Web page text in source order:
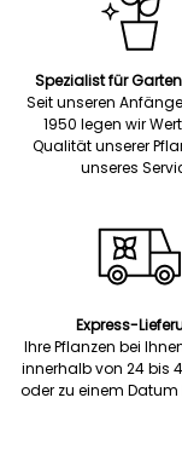
Spezialist für
Seit unseren
1950 legen wir
Qualität unserer
unseres
Express-
Ihre Pflanzen bei
innerhalb von 24 bis
oder zu einem Datum